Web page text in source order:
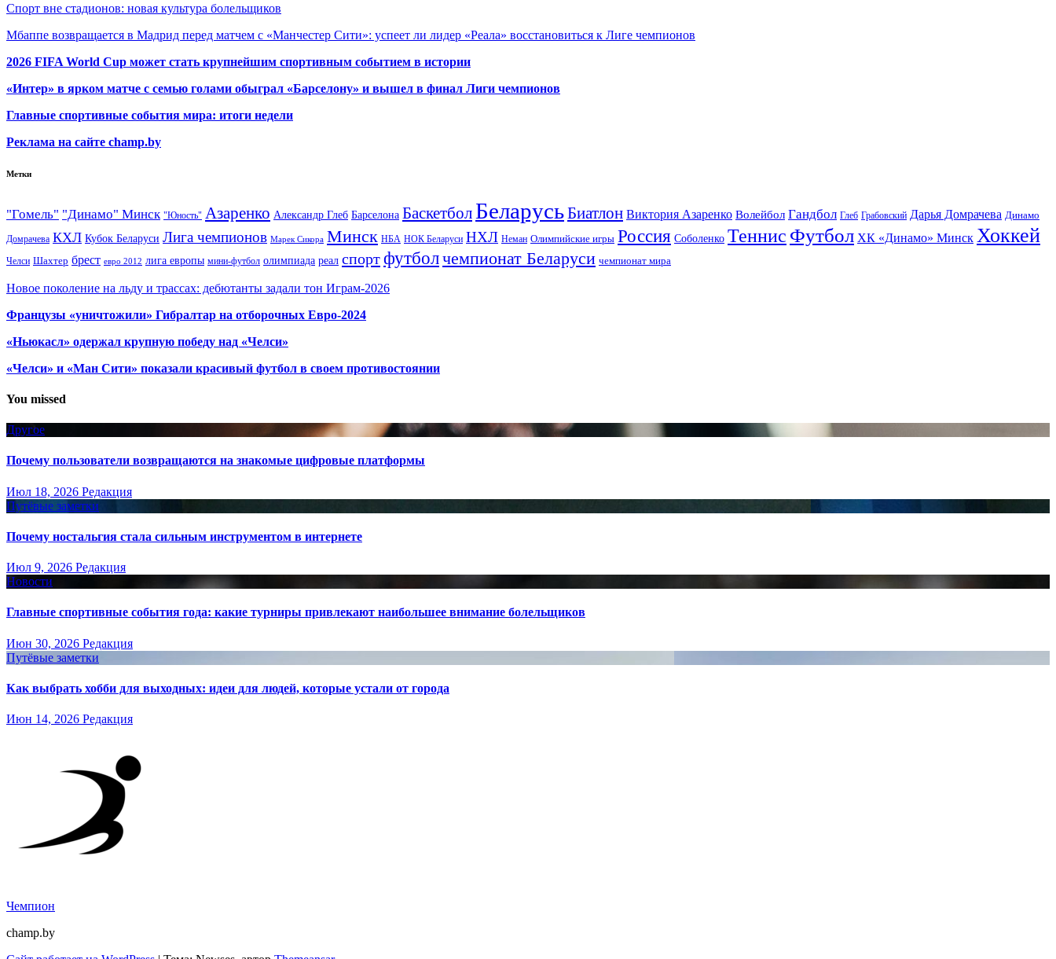
Спорт вне стадионов: новая культура болельщиков
Мбаппе возвращается в Мадрид перед матчем с «Манчестер Сити»: успеет ли лидер «Реала» восстановиться к Лиге чемпионов
2026 FIFA World Cup может стать крупнейшим спортивным событием в истории
«Интер» в ярком матче с семью голами обыграл «Барселону» и вышел в финал Лиги чемпионов
Главные спортивные события мира: итоги недели
Реклама на сайте champ.by
Метки
"Гомель" "Динамо" Минск "Юность" Азаренко Александр Глеб Барселона Баскетбол БеларусьБиатлон Виктория Азаренко Волейбол Гандбол Глеб Грабовский Дарья Домрачева Динамо
Домрачева КХЛ Кубок Беларуси Лига чемпионов Марек Сикора Минск НБА НОК Беларуси НХЛ Неман Олимпийские игры Россия Соболенко Теннис Футбол ХК «Динамо» Минск Хоккей
Челси Шахтер брест евро 2012 лига европы мини-футбол олимпиада реал спортфутболчемпионат Беларуси чемпионат мира
Новое поколение на льду и трассах: дебютанты задали тон Играм-2026
Французы «уничтожили» Гибралтар на отборочных Евро-2024
«Ньюкасл» одержал крупную победу над «Челси»
«Челси» и «Ман Сити» показали красивый футбол в своем противостоянии
You missed
Другое
Почему пользователи возвращаются на знакомые цифровые платформы
Июл 18, 2026 Редакция
Путёвые заметки
Почему ностальгия стала сильным инструментом в интернете
Июл 9, 2026 Редакция
Новости
Главные спортивные события года: какие турниры привлекают наибольшее внимание болельщиков
Июн 30, 2026 Редакция
Путёвые заметки
Как выбрать хобби для выходных: идеи для людей, которые устали от города
Июн 14, 2026 Редакция
Чемпион
champ.by